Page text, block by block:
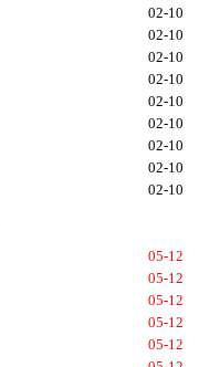
02-10
02-10
02-10
02-10
02-10
02-10
02-10
02-10
02-10
05-12
05-12
05-12
05-12
05-12